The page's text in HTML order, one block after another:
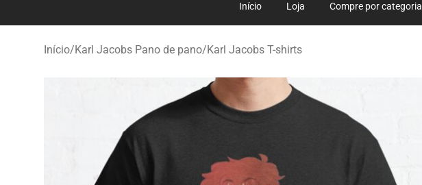
Início Loja Compre por categoria
Início/Karl Jacobs Pano de pano/Karl Jacobs T-shirts